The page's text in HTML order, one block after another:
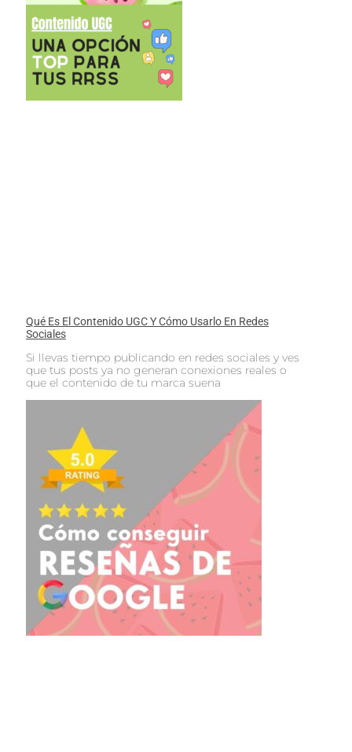
Qué Es El Contenido UGC Y Cómo Usarlo En Redes
Sociales
Si llevas tiempo publicando en redes sociales y ves
que tus posts ya no generan conexiones reales o
que el contenido de tu marca suena